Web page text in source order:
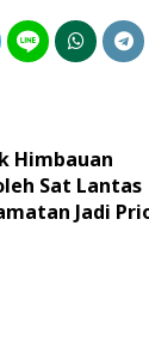
Himbauan
Sat Lantas
Jadi